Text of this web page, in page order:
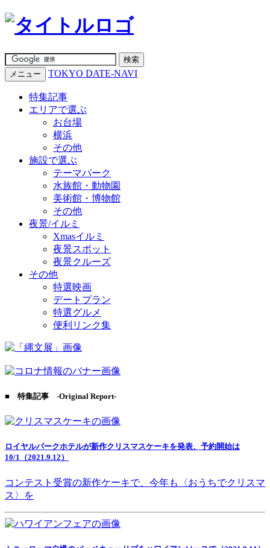
メニュー TOKYO DATE-NAVI
特集記事
エリアで選ぶ
お台場
横浜
その他
施設で選ぶ
テーマパーク
水族館・動物園
美術館・博物館
その他
夜景/イルミ
Xmasイルミ
夜景スポット
夜景クルーズ
その他
特選映画
デートプラン
特選グルメ
便利リンク集
■ 特集記事 -Original Report-
ロイヤルパークホテルが新作クリスマスケーキを発表、予約開始は
10/1（2021.9.12）
コンテスト受賞の新作ケーキで、今年も〈おうちでクリスマ
ス〉を